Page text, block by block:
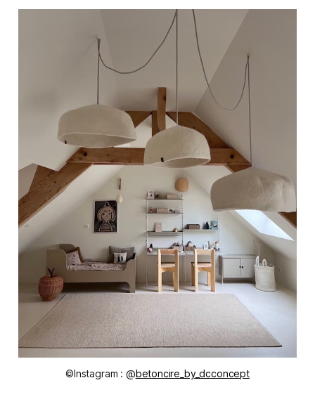
©Instagram : @betoncire_by_dcconcept